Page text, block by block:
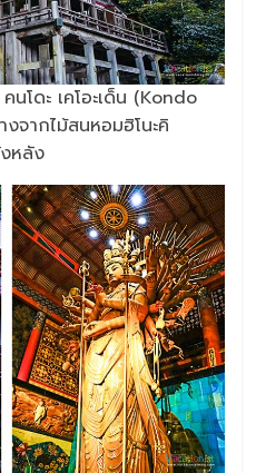
โดะ เคโอะเด็น (Kondo
จากไม้สนหอมฮิโนะคิ
หลัง